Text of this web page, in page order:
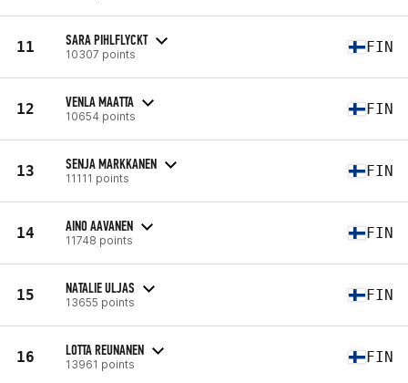
11 SARA PIHLFLYCKT
10307 points FIN
12 VENLA MAATTA
10654 points FIN
13 SENJA MARKKANEN
11111 points FIN
14 AINO AAVANEN
11748 points FIN
15 NATALIE ULJAS
13655 points FIN
16 LOTTA REUNANEN
13961 points FIN